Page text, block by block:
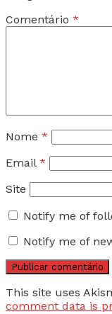
Comentário *
Nome *
Email *
Site
Notify me of
Notify me of
This site uses
comment data is